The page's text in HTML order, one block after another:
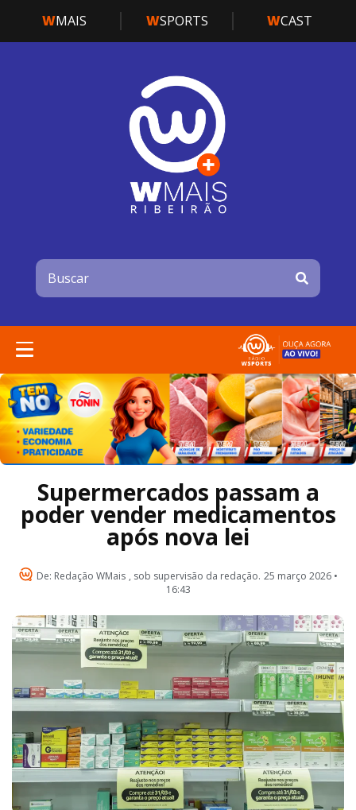
WMAIS WSPORTS WCAST
Supermercados passam a
poder vender medicamentos
após nova lei
De: Redação WMais , sob supervisão da redação. 25 março 2026 •
16:43